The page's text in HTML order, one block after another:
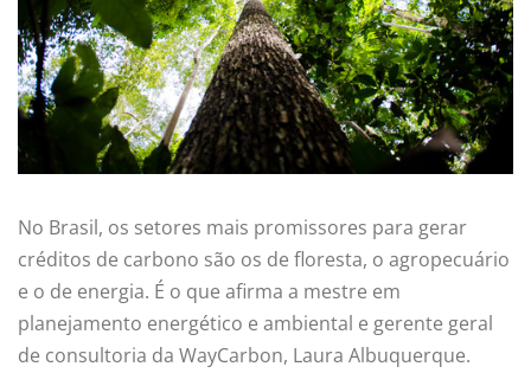
No Brasil, os setores mais promissores para gerar
créditos de carbono são os de floresta, o agropecuário
e o de energia. É o que afirma a mestre em
planejamento energético e ambiental e gerente geral
de consultoria da WayCarbon, Laura Albuquerque.